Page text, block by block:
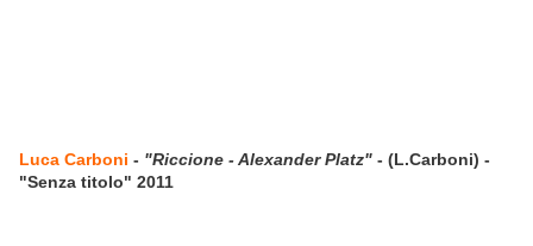
Luca Carboni - "Riccione - Alexander Platz" - (L.Carboni) -
"Senza titolo" 2011